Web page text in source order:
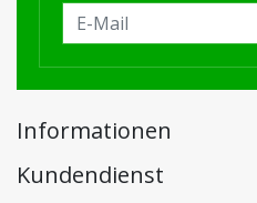
Informationen
Kundendienst